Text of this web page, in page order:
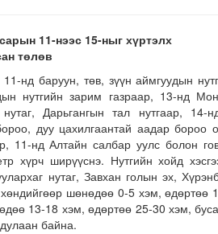
11-нээс 15-ныг хүртэлх
төлөв
нд баруун, төв, зүүн аймгуудын
нутгийн зарим газраар, 13-нд
Дарьгангын тал нутгаар, 14-
дуу цахилгаантай аадар бороо
11-нд Алтайн салбар уулс болон
хүрч ширүүснэ. Нутгийн хойд
нутаг, Завхан голын эх,
шөнөдөө 0-5 хэм, өдөртөө
13-18 хэм, өдөртөө 25-30 хэм,
байна.